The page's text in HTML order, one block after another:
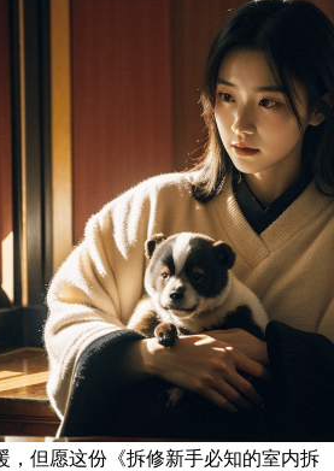
但愿这份《拆修新手必知的室内拆